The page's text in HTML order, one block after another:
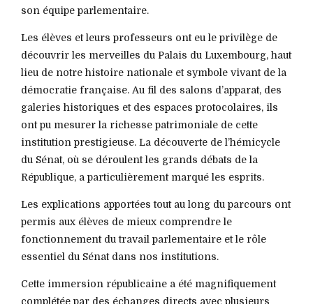
son équipe parlementaire.
Les élèves et leurs professeurs ont eu le privilège de
découvrir les merveilles du Palais du Luxembourg, haut
lieu de notre histoire nationale et symbole vivant de la
démocratie française. Au fil des salons d’apparat, des
galeries historiques et des espaces protocolaires, ils
ont pu mesurer la richesse patrimoniale de cette
institution prestigieuse. La découverte de l’hémicycle
du Sénat, où se déroulent les grands débats de la
République, a particulièrement marqué les esprits.
Les explications apportées tout au long du parcours ont
permis aux élèves de mieux comprendre le
fonctionnement du travail parlementaire et le rôle
essentiel du Sénat dans nos institutions.
Cette immersion républicaine a été magnifiquement
complétée par des échanges directs avec plusieurs